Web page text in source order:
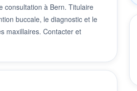
consultation à Bern. Titulaire
buccale, le diagnostic et le
maxillaires. Contacter et